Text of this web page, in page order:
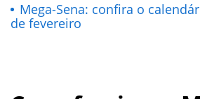
Mega-Sena: confira o
de fevereiro